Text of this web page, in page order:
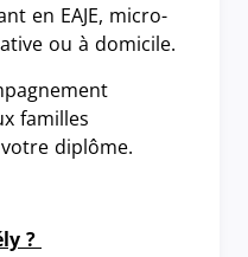
en EAJE, micro-
ou à domicile.
familles
diplôme.
?